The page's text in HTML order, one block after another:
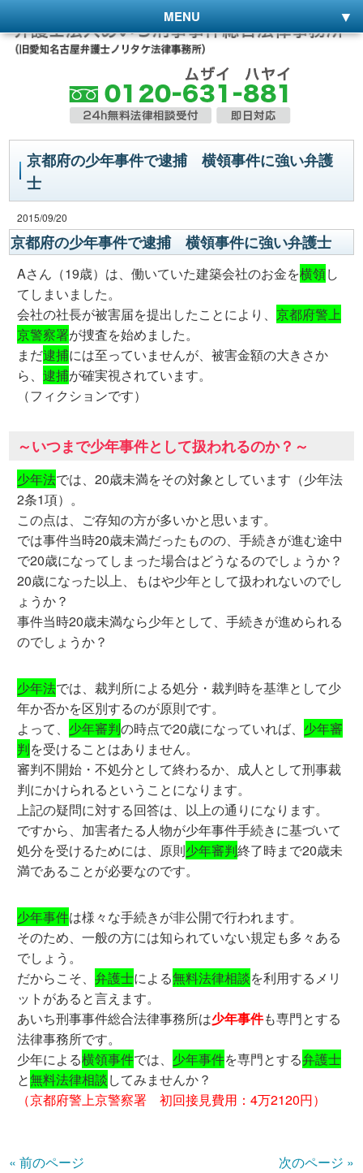
MENU
京都府の少年事件で逮捕 横領事件に強い弁護
士
2015/09/20
京都府の少年事件で逮捕 横領事件に強い弁護士
Aさん（19歳）は、働いていた建築会社のお金を横領し
てしまいました。
会社の社長が被害届を提出したことにより、京都府警上
京警察署が捜査を始めました。
まだ逮捕には至っていませんが、被害金額の大きさか
ら、逮捕が確実視されています。
（フィクションです）
～いつまで少年事件として扱われるのか？～
少年法では、20歳未満をその対象としています（少年法
2条1項）。
この点は、ご存知の方が多いかと思います。
では事件当時20歳未満だったものの、手続きが進む途中
で20歳になってしまった場合はどうなるのでしょうか？
20歳になった以上、もはや少年として扱われないのでし
ょうか？
事件当時20歳未満なら少年として、手続きが進められる
のでしょうか？
少年法では、裁判所による処分・裁判時を基準として少
年か否かを区別するのが原則です。
よって、 少年審判の時点で20歳になっていれば、 少年審
判を受けることはありません。
審判不開始・不処分として終わるか、成人として刑事裁
判にかけられるということになります。
上記の疑問に対する回答は、以上の通りになります。
ですから、加害者たる人物が少年事件手続きに基づいて
処分を受けるためには、原則少年審判終了時まで20歳未
満であることが必要なのです。
少年事件は様々な手続きが非公開で行われます。
そのため、一般の方には知られていない規定も多々ある
でしょう。
だからこそ、弁護士による無料法律相談を利用するメリ
ットがあると言えます。
あいち刑事事件総合法律事務所は少年事件も専門とする
法律事務所です。
少年による横領事件では、 少年事件を専門とする弁護士
と無料法律相談してみませんか？
（京都府警上京警察署 初回接見費用：4万2120円）
« 前のページ 次のページ »